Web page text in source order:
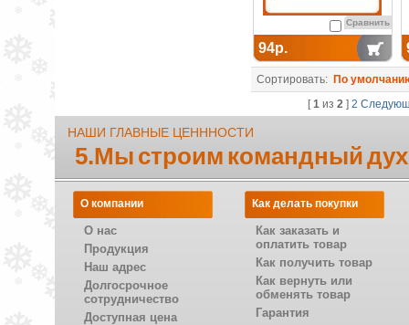
Сравнить
94р.
Сортировать: По
[1из 2] 2
НАШИ ГЛАВНЫЕ ЦЕНННОСТИ
5.Мы строим командный
О компании
О нас
Продукция
Наш адрес
Долгосрочное
сотрудничество
Доступная цена
Как делать покупки
Как заказать и
оплатить товар
Как получить товар
Как вернуть или
обменять товар
Гарантия